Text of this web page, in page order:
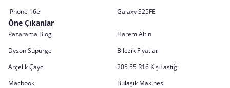
iPhone 16e
Galaxy S25FE
Öne Çıkanlar
Pazarama Blog
Harem Altın
Dyson Süpürge
Bilezik Fiyatları
Arçelik Çaycı
205 55 R16 Kış Lastiği
Macbook
Bulaşık Makinesi